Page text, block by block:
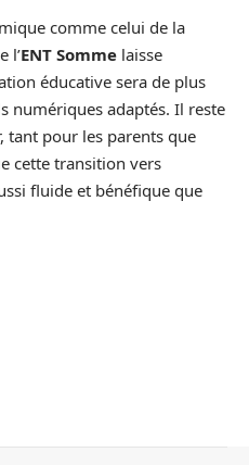
comme celui de la
l’ENT Somme laisse
éducative sera de plus
numériques adaptés. Il reste
tant pour les parents que
cette transition vers
fluide et bénéfique que